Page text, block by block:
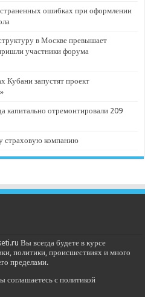
ошибках при оформлении
в Москве превышает
участники форума
Кубани запустят проект
капитально отремонтировали 209
страховую компанию
Вы всегда будете в курсе
политики, происшествиях и много
пределами.
с политикой